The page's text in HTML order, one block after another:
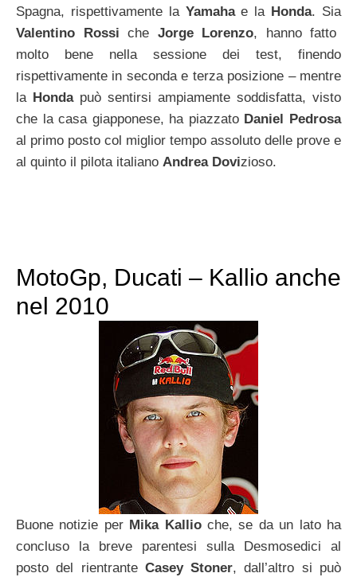
Spagna, rispettivamente la Yamahae la Honda. Sia
Valentino Rossi che Jorge Lorenzo, hanno fatto
molto bene nella sessione dei test, finendo
rispettivamente in seconda e terza posizione – mentre
la Hondapuò sentirsi ampiamente soddisfatta, visto
che la casa giapponese, ha piazzato Daniel Pedrosa
al primo posto col miglior tempo assoluto delle prove e
al quinto il pilota italiano Andrea Dovizioso.
MotoGp, Ducati – Kallio anche
nel 2010
Buone notizie per Mika Kallioche, se da un lato ha
concluso la breve parentesi sulla Desmosedici al
posto del rientrante Casey Stoner, dall’altro si può